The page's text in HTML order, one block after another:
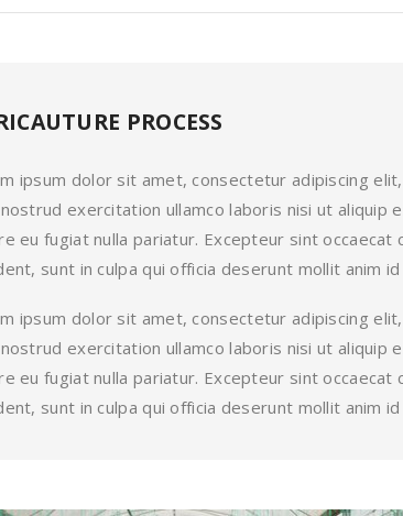
PROCESS
ipsum dolor sit amet, consectetur adipiscing
exercitation ullamco laboris nisi ut
eu fugiat nulla pariatur. Excepteur sint
sunt in culpa qui officia deserunt mollit anim
ipsum dolor sit amet, consectetur adipiscing
exercitation ullamco laboris nisi ut
eu fugiat nulla pariatur. Excepteur sint
sunt in culpa qui officia deserunt mollit anim